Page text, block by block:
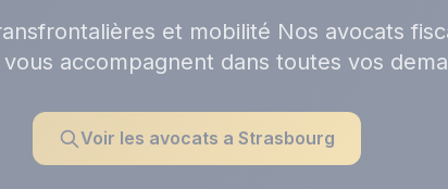
et mobilité Nos avocats
accompagnent dans toutes vos
Voir les avocats a Strasbourg